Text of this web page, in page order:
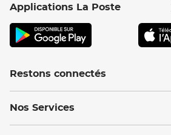
Applications La Poste
Restons connectés
Nos Services